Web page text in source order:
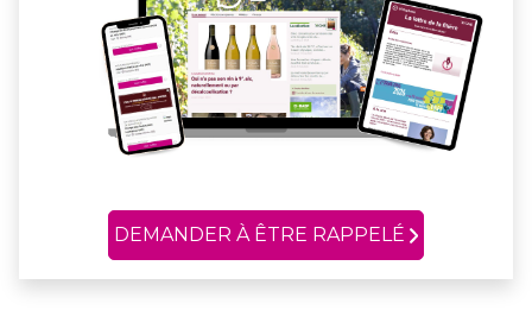
DEMANDER À ÊTRE RAPPELÉ